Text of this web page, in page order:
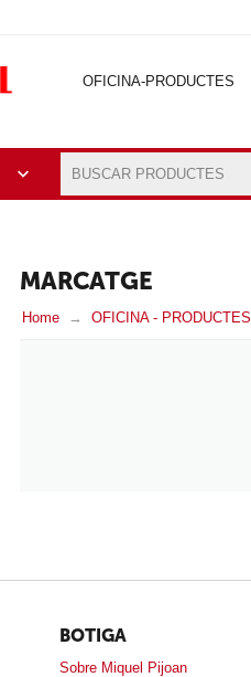
OFICINA-PRODUCTES
MARCATGE
Home OFICINA - PRODUCTES
BOTIGA
Sobre Miquel Pijoan